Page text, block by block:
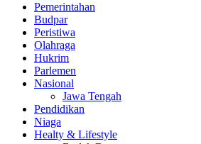
Pemerintahan
Budpar
Peristiwa
Olahraga
Hukrim
Parlemen
Nasional
Jawa Tengah
Pendidikan
Niaga
Healty & Lifestyle